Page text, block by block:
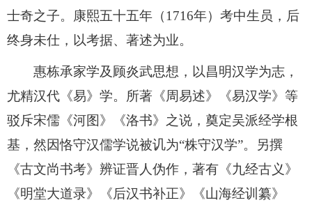
士奇之子。康熙五十五年（1716年）考中生员，后
终身未仕，以考据、著述为业。
惠栋承家学及顾炎武思想，以昌明汉学为志，
尤精汉代《易》学。所著《周易述》《易汉学》等
驳斥宋儒《河图》《洛书》之说，奠定吴派经学根
基，然因恪守汉儒学说被讥为“株守汉学”。另撰
《古文尚书考》辨证晋人伪作，著有《九经古义》
《明堂大道录》《后汉书补正》《山海经训纂》